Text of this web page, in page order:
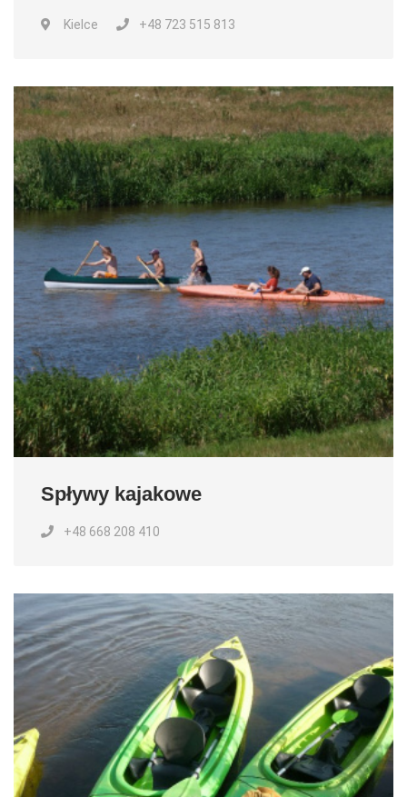
Kielce +48 723 515 813
Spływy kajakowe
+48 668 208 410